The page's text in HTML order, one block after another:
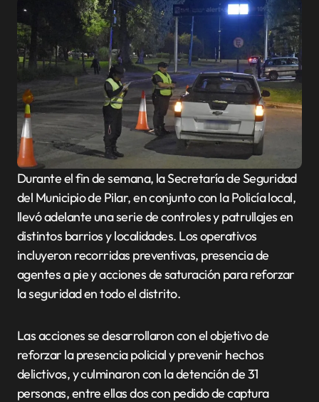
Durante el fin de semana, la Secretaría de Seguridad
del Municipio de Pilar, en conjunto con la Policía local,
llevó adelante una serie de controles y patrullajes en
distintos barrios y localidades. Los operativos
incluyeron recorridas preventivas, presencia de
agentes a pie y acciones de saturación para reforzar
la seguridad en todo el distrito.
Las acciones se desarrollaron con el objetivo de
reforzar la presencia policial y prevenir hechos
delictivos, y culminaron con la detención de 31
personas, entre ellas dos con pedido de captura